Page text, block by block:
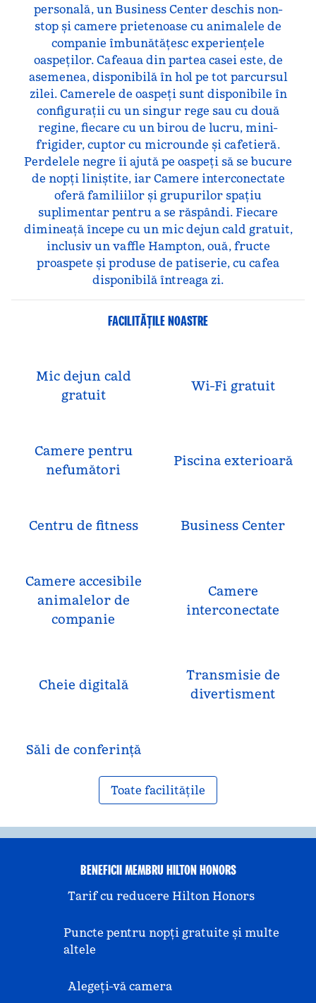
personală, un Business Center deschis non-
stop și camere prietenoase cu animalele de
companie îmbunătățesc experiențele
oaspeților. Cafeaua din partea casei este, de
asemenea, disponibilă în hol pe tot parcursul
zilei. Camerele de oaspeți sunt disponibile în
configurații cu un singur rege sau cu două
regine, fiecare cu un birou de lucru, mini-
frigider, cuptor cu microunde și cafetieră.
Perdelele negre îi ajută pe oaspeți să se bucure
de nopți liniștite, iar Camere interconectate
oferă familiilor și grupurilor spațiu
suplimentar pentru a se răspândi. Fiecare
dimineață începe cu un mic dejun cald gratuit,
inclusiv un vaffle Hampton, ouă, fructe
proaspete și produse de patiserie, cu cafea
disponibilă întreaga zi.
FACILITĂŢILE NOASTRE
Mic dejun cald
gratuit
Wi-Fi gratuit
Camere pentru
nefumători
Piscina exterioară
Centru de fitness Business Center
Camere accesibile
animalelor de
companie
Camere
interconectate
Cheie digitală
Transmisie de
divertisment
Săli de conferință
Toate facilitățile
BENEFICII MEMBRU HILTON HONORS
Tarif cu reducere Hilton Honors
Puncte pentru nopți gratuite și multe
altele
Alegeți-vă camera